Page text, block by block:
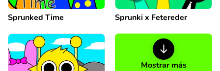
Sprunked Time Sprunki x Fetereder
Mostrar más